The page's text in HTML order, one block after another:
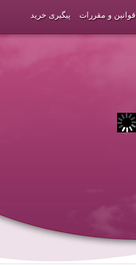
قوانین و مقررات پیگیری خرید